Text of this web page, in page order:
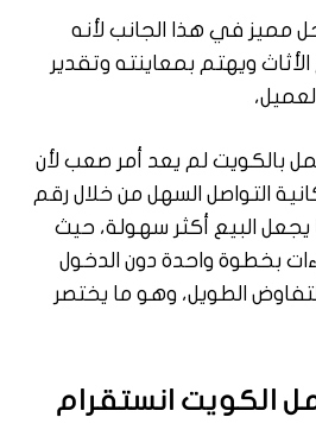
مميز في هذا الجانب لأنه
ويهتم بمعاينته وتقدير
بالكويت لم يعد أمر صعب لأن
التواصل السهل من خلال رقم
90038800 مما يجعل البيع أكثر سهولة، حيث
بخطوة واحدة دون الدخول
الطويل، وهو ما يختصر
الكويت انستقرام